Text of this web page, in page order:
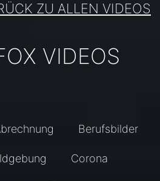
ZU ALLEN VIDEOS
VIDEOS
Berufsbilder
Corona